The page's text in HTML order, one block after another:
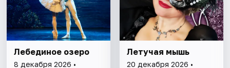
Лебединое озеро
8 декабря 2026 •
Летучая мышь
20 декабря 2026 •